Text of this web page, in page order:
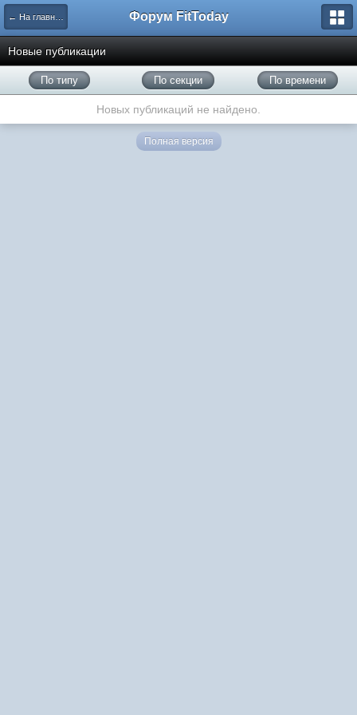
← На главную Форум FitToday
Новые публикации
По типу По секции По времени
Новых публикаций не найдено.
Полная версия